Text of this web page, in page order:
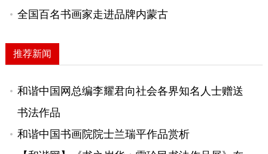
全国百名书画家走进品牌内蒙古
推荐新闻
和谐中国网总编李耀君向社会各界知名人士赠送
书法作品
和谐中国书画院院士兰瑞平作品赏析